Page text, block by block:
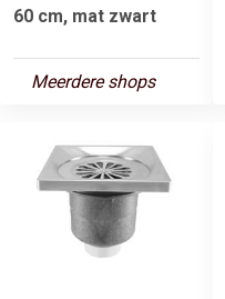
60 cm, mat zwart
Meerdere shops